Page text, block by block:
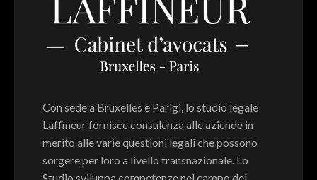
Con sede a Bruxelles e Parigi, lo studio legale
Laffineur fornisce consulenza alle aziende in
merito alle varie questioni legali che possono
sorgere per loro a livello transnazionale. Lo